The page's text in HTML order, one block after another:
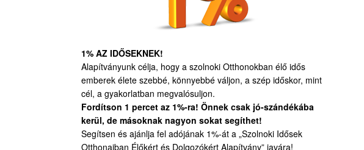
1% AZ IDŐSEKNEK!
Alapítványunk célja, hogy a szolnoki Otthonokban élő idős
emberek élete szebbé, könnyebbé váljon, a szép időskor, mint
cél, a gyakorlatban megvalósuljon.
Fordítson 1 percet az 1%-ra! Önnek csak jó-szándékába
kerül, de másoknak nagyon sokat segíthet!
Segítsen és ajánlja fel adójának 1%-át a „Szolnoki Idősek
Otthonaiban Élőkért és Dolgozókért Alapítvány” javára!